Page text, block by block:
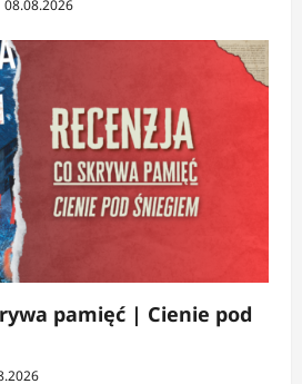
08.08.2026
pamięć | Cienie pod